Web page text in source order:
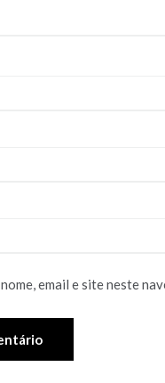
email e site neste